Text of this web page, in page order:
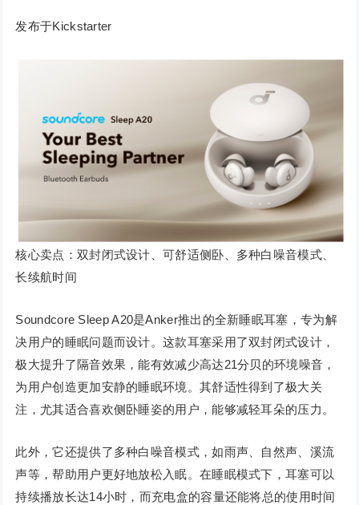
发布于Kickstarter
核心卖点：双封闭式设计、可舒适侧卧、多种白噪音模式、
长续航时间
Soundcore Sleep A20是Anker推出的全新睡眠耳塞，专为解
决用户的睡眠问题而设计。这款耳塞采用了双封闭式设计，
极大提升了隔音效果，能有效减少高达21分贝的环境噪音，
为用户创造更加安静的睡眠环境。其舒适性得到了极大关
注，尤其适合喜欢侧卧睡姿的用户，能够减轻耳朵的压力。
此外，它还提供了多种白噪音模式，如雨声、自然声、溪流
声等，帮助用户更好地放松入眠。在睡眠模式下，耳塞可以
持续播放长达14小时，而充电盒的容量还能将总的使用时间